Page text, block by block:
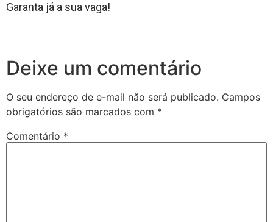
Garanta já a sua vaga!
Deixe um comentário
O seu endereço de e-mail não será publicado. Campos
obrigatórios são marcados com *
Comentário *